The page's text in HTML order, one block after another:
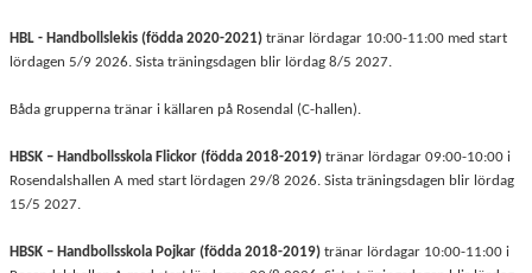
HBL - Handbollslekis (födda 2020-2021) tränar lördagar 10:00-11:00 med start
lördagen 5/9 2026. Sista träningsdagen blir lördag 8/5 2027.
Båda grupperna tränar i källaren på Rosendal (C-hallen).
HBSK – Handbollsskola Flickor (födda 2018-2019) tränar lördagar 09:00-10:00 i
Rosendalshallen A med start lördagen 29/8 2026. Sista träningsdagen blir lördag
15/5 2027.
HBSK – Handbollsskola Pojkar (födda 2018-2019) tränar lördagar 10:00-11:00 i